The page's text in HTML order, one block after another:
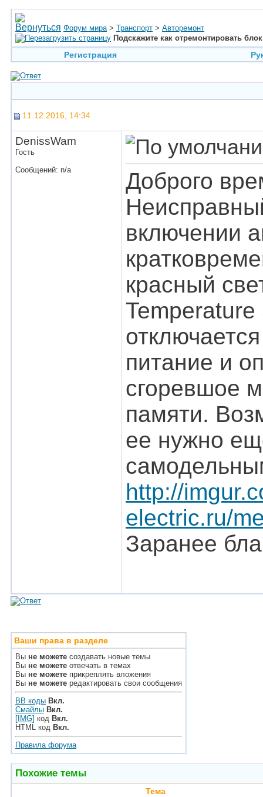
Форум мира > Транспорт > Авторемонт
Подскажите как отремонтировать блок
Регистрация
11.12.2016, 14:34
DenissWam
Гость
Сообщений: n/a
Доброго
включении
красный
питание и
сгоревшое
памяти.
ее нужно
http://
electric.ru/
Заранее
Ваши права в разделе
Вы не можете создавать новые темы
Вы не можете отвечать в темах
Вы не можете прикреплять вложения
Вы не можете редактировать свои сообщения
BB коды Вкл.
Смайлы Вкл.
[IMG] код Вкл.
HTML код Вкл.
Правила форума
Похожие темы
Тема